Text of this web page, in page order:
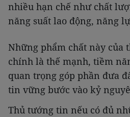
nhiều hạn chế như chất
năng suất lao động, năng
Những phẩm chất này của
chính là thế mạnh, tiềm
quan trọng góp phần đưa
tin vững bước vào kỷ
Thủ tướng tin nếu có đủ